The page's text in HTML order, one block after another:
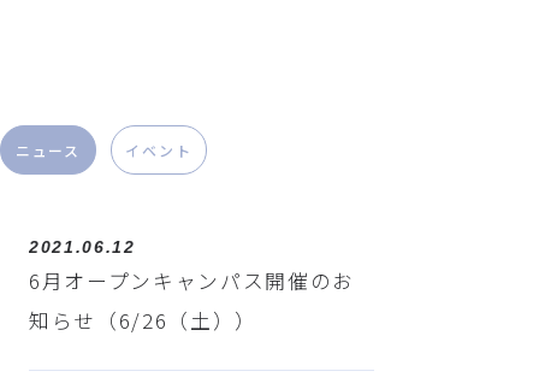
ニュース イベント
2021.06.12
6月オープンキャンパス開催のお
知らせ（6/26（土））